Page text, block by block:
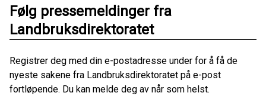
Følg pressemeldinger fra
Landbruksdirektoratet
Registrer deg med din e-postadresse under for å få de
nyeste sakene fra Landbruksdirektoratet på e-post
fortløpende. Du kan melde deg av når som helst.